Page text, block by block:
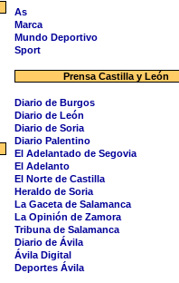
As
Marca
Mundo Deportivo
Sport
Prensa Castilla y León
Diario de Burgos
Diario de León
Diario de Soria
Diario Palentino
El Adelantado de Segovia
El Adelanto
El Norte de Castilla
Heraldo de Soria
La Gaceta de Salamanca
La Opinión de Zamora
Tribuna de Salamanca
Diario de Ávila
Ávila Digital
Deportes Ávila